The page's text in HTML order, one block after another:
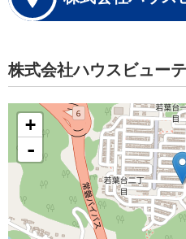
株式会社ハウスビュー
+
-